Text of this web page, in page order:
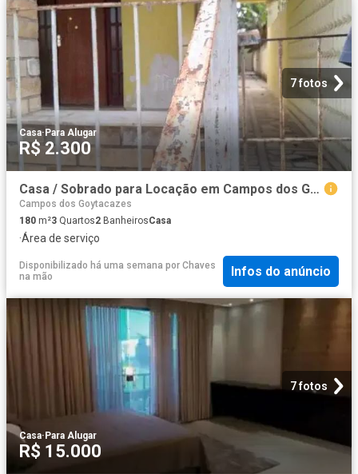
7 fotos
Casa·Para Alugar
R$ 2.300
Casa / Sobrado para Locação em Campos dos Goytacazes/RJ Parque Turf Club 3 Quartos
Campos dos Goytacazes
180 m²3 Quartos2 BanheirosCasa
·Área de serviço
Disponibilizado há uma semana por Chaves
na mão
Infos do anúncio
7 fotos
Casa· Para Alugar
R$ 15.000